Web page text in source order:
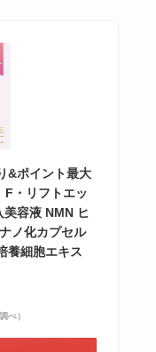
&ポイント最大
・リフトエッ
容液 NMN ヒ
ノ化カプセル
養細胞エキス
べ）